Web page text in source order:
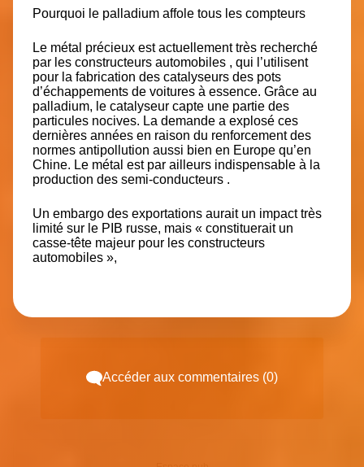
Pourquoi le palladium affole tous les compteurs
Le métal précieux est actuellement très recherché
par les constructeurs automobiles , qui l’utilisent
pour la fabrication des catalyseurs des pots
d’échappements de voitures à essence. Grâce au
palladium, le catalyseur capte une partie des
particules nocives. La demande a explosé ces
dernières années en raison du renforcement des
normes antipollution aussi bien en Europe qu’en
Chine. Le métal est par ailleurs indispensable à la
production des semi-conducteurs .
Un embargo des exportations aurait un impact très
limité sur le PIB russe, mais « constituerait un
casse-tête majeur pour les constructeurs
automobiles »,
Accéder aux commentaires (0)